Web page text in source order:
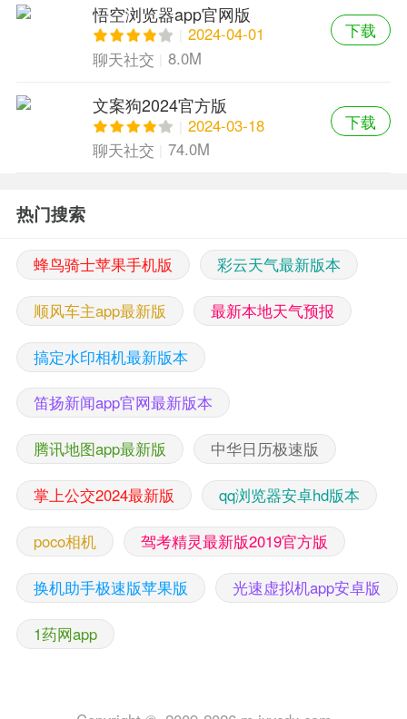
悟空浏览器app官网版
2024-04-01
聊天社交
8.0M
下载
文案狗2024官方版
2024-03-18
聊天社交
74.0M
下载
热门搜索
蜂鸟骑士苹果手机版 彩云天气最新版本
顺风车主app最新版 最新本地天气预报
搞定水印相机最新版本
笛扬新闻app官网最新版本
腾讯地图app最新版 中华日历极速版
掌上公交2024最新版 qq浏览器安卓hd版本
poco相机 驾考精灵最新版2019官方版
换机助手极速版苹果版 光速虚拟机app安卓版
1药网app